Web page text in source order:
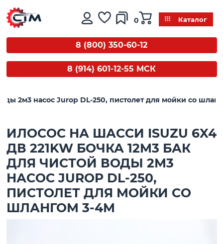
0 Каталог
8 (800) 350-60-12
8 (914) 601-12-55 МСК
2м3 насос Jurop DL-250, пистолет для мойки со
ИЛОСОС НА ШАССИ ISUZU 6X4
ДВ 221KW БОЧКА 12М3 БАК
ДЛЯ ЧИСТОЙ ВОДЫ 2М3
НАСОС JUROP DL-250,
ПИСТОЛЕТ ДЛЯ МОЙКИ СО
ШЛАНГОМ 3-4М